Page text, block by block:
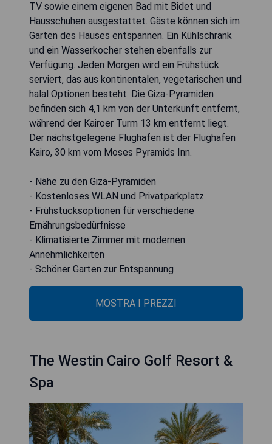
TV sowie einem eigenen Bad mit Bidet und
Hausschuhen ausgestattet. Gäste können sich im
Garten des Hauses entspannen. Ein Kühlschrank
und ein Wasserkocher stehen ebenfalls zur
Verfügung. Jeden Morgen wird ein Frühstück
serviert, das aus kontinentalen, vegetarischen und
halal Optionen besteht. Die Giza-Pyramiden
befinden sich 4,1 km von der Unterkunft entfernt,
während der Kairoer Turm 13 km entfernt liegt.
Der nächstgelegene Flughafen ist der Flughafen
Kairo, 30 km vom Moses Pyramids Inn.
- Nähe zu den Giza-Pyramiden
- Kostenloses WLAN und Privatparkplatz
- Frühstücksoptionen für verschiedene
Ernährungsbedürfnisse
- Klimatisierte Zimmer mit modernen
Annehmlichkeiten
- Schöner Garten zur Entspannung
MOSTRA I PREZZI
The Westin Cairo Golf Resort &
Spa